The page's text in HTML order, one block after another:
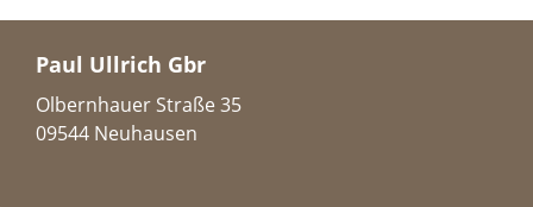
Paul Ullrich Gbr
Olbernhauer Straße 35
09544 Neuhausen